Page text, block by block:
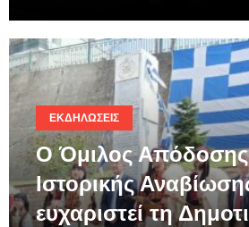
ΕΚΔΗΛΏΣΕΙΣ
Ο Όμιλος Απόδοσης
Ιστορικής
ευχαριστεί τη